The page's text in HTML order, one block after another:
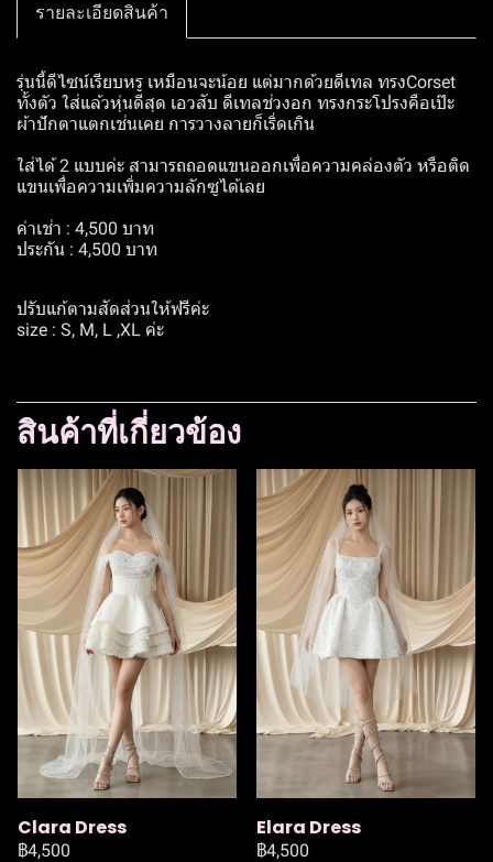
รายละเอียดสินค้า
รุ่นนี้ดีไซน์เรียบหรู เหมือนจะน้อย แต่มากด้วยดีเทล ทรงCorset
ทั้งตัว ใส่แล้วหุ่นดีสุด เอวสับ ดีเทลช่วงอก ทรงกระโปรงคือเป๊ะ
ผ้าปักตาแตกเช่นเคย การวางลายก็เริ่ดเกิน
ใส่ได้ 2 แบบค่ะ สามารถถอดแขนออกเพื่อความคล่องตัว หรือติด
แขนเพื่อความเพิ่มความลักซูได้เลย
ค่าเช่า : 4,500 บาท
ประกัน : 4,500 บาท
ปรับแก้ตามสัดส่วนให้ฟรีค่ะ
size : S, M, L ,XL ค่ะ
สินค้าที่เกี่ยวข้อง
Clara Dress
฿4,500
Elara Dress
฿4,500